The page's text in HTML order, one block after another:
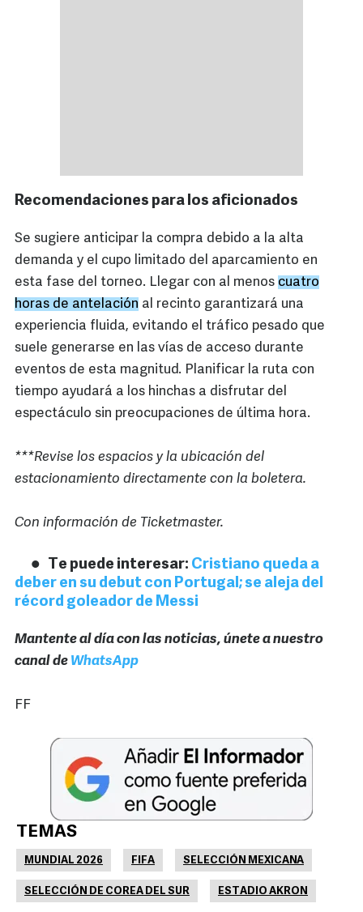
Recomendaciones para los aficionados
Se sugiere anticipar la compra debido a la alta
demanda y el cupo limitado del aparcamiento en
esta fase del torneo. Llegar con al menos cuatro
horas de antelación al recinto garantizará una
experiencia fluida, evitando el tráfico pesado que
suele generarse en las vías de acceso durante
eventos de esta magnitud. Planificar la ruta con
tiempo ayudará a los hinchas a disfrutar del
espectáculo sin preocupaciones de última hora.
***Revise los espacios y la ubicación del
estacionamiento directamente con la boletera.
Con información de Ticketmaster.
Te puede interesar: Cristiano queda a
deber en su debut con Portugal; se aleja del
récord goleador de Messi
Mantente al día con las noticias, únete a nuestro
canal de WhatsApp
FF
TEMAS
MUNDIAL 2026 FIFA SELECCIÓN MEXICANA
SELECCIÓN DE COREA DEL SUR ESTADIO AKRON